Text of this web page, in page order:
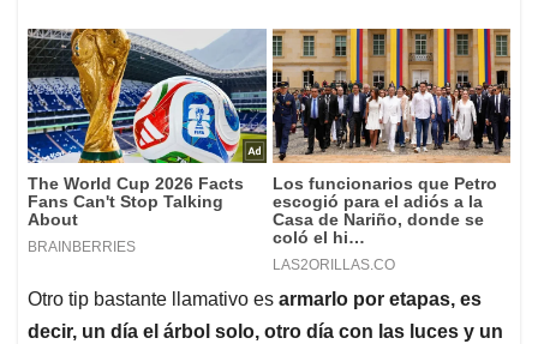
Otro tip bastante llamativo es armarlo por etapas, es
decir, un día el árbol solo, otro día con las luces y un